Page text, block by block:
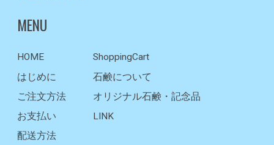
MENU
HOME
はじめに
ご注文方法
お支払い
ShoppingCart
石鹸について
オリジナル石鹸・記念品
LINK
配送方法